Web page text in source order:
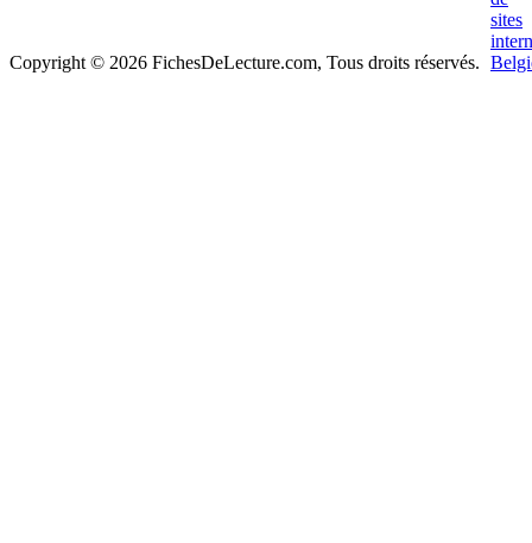
Copyright © 2026 FichesDeLecture.com, Tous droits réservés.